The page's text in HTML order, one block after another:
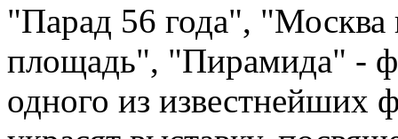
"Парад 56 года", "Москва
площадь", "Пирамида" -
одного из известнейших